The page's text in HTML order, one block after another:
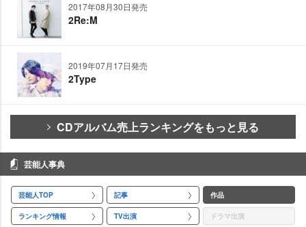
2017年08月30日発売
2Re:M
2019年07月17日発売
2Type
CDアルバム売上ランキングをもっと見る
芸能人事典
芸能人TOP 記事 作品
ランキング情報 TV出演 ドラマ出演